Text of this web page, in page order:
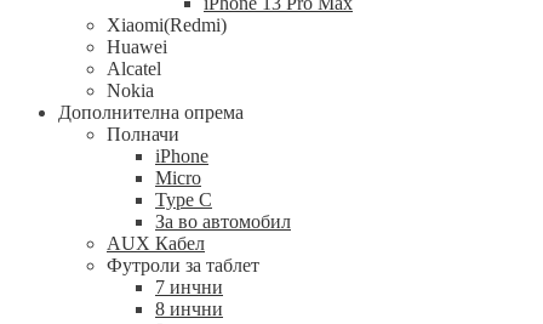
Xiaomi(Redmi)
Huawei
Alcatel
Nokia
Дополнителна опрема
Полначи
iPhone
Micro
Type C
За во автомобил
AUX Кабел
Футроли за таблет
7 инчни
8 инчни